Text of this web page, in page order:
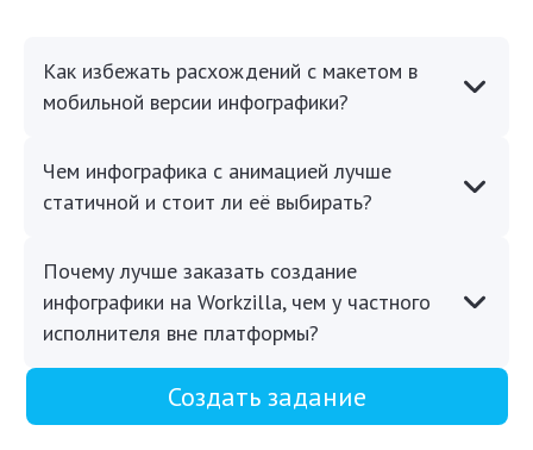
Как избежать расхождений с макетом в
мобильной версии инфографики?
Чем инфографика с анимацией лучше
статичной и стоит ли её выбирать?
Почему лучше заказать создание
инфографики на Workzilla, чем у частного
исполнителя вне платформы?
Создать задание